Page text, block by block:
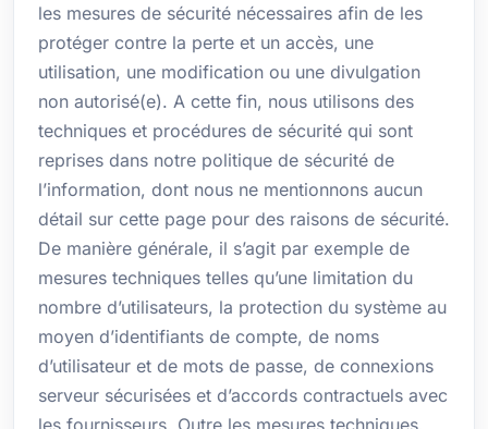
les mesures de sécurité nécessaires afin de les
protéger contre la perte et un accès, une
utilisation, une modification ou une divulgation
non autorisé(e). A cette fin, nous utilisons des
techniques et procédures de sécurité qui sont
reprises dans notre politique de sécurité de
l’information, dont nous ne mentionnons aucun
détail sur cette page pour des raisons de sécurité.
De manière générale, il s’agit par exemple de
mesures techniques telles qu’une limitation du
nombre d’utilisateurs, la protection du système au
moyen d’identifiants de compte, de noms
d’utilisateur et de mots de passe, de connexions
serveur sécurisées et d’accords contractuels avec
les fournisseurs. Outre les mesures techniques,